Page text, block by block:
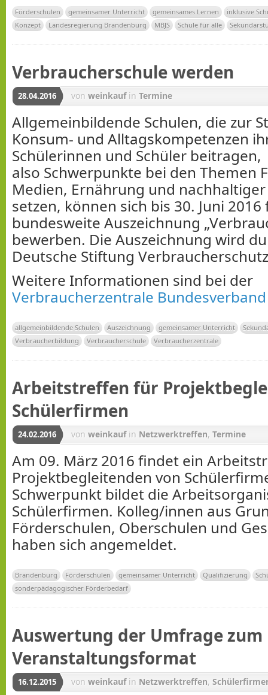
Förderschulen gemeinsamer Unterricht gemeinsames Lernen
inklusive
Konzept
Landesregierung Brandenburg MBJS Schule für alle
Verbraucherschule werden
28.04.2016 von weinkauf in Termine
Allgemeinbildende Schulen, die zur
Konsum- und Alltagskompetenzen
Schülerinnen und Schüler beitragen,
also Schwerpunkte bei den Themen
Medien, Ernährung und
setzen, können sich bis 30. Juni 2016
bundesweite Auszeichnung
bewerben. Die Auszeichnung wird
Deutsche Stiftung
Weitere Informationen sind bei der
Verbraucherzentrale Bundesverband
allgemeinbildende Schulen Auszeichnung gemeinsamer Unterricht
Verbraucherbildung
Verbraucherschule Verbraucherzentrale
Arbeitstreffen für
Schülerfirmen
24.02.2016 von weinkauf in Netzwerktreffen, Termine
Am 09. März 2016 findet ein
Projektbegleitenden von
Schwerpunkt bildet die
Schülerfirmen. Kolleg/innen aus
Förderschulen, Oberschulen und
haben sich angemeldet.
Brandenburg Förderschulen gemeinsamer Unterricht Qualifizierung
sonderpädagogischer Förderbedarf
Auswertung der Umfrage zum
Veranstaltungsformat
16.12.2015 von weinkauf in Netzwerktreffen,